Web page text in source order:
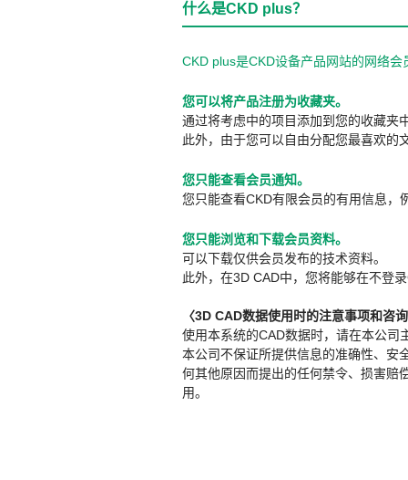
什么是CKD plus？
CKD plus是CKD设备产品网站的网络
您可以将产品注册为收藏夹。
通过将考虑中的项目添加到您的收藏夹
此外，由于您可以自由分配您最喜欢的
您只能查看会员通知。
您只能查看CKD有限会员的有用信息，
您只能浏览和下载会员资料。
可以下载仅供会员发布的技术资料。
此外，在3D CAD中，您将能够在不登
〈3D CAD数据使用时的注意事项和咨
使用本系统的CAD数据时，请在本公司
本公司不保证所提供信息的准确性、安
何其他原因而提出的任何禁令、损害赔
用。